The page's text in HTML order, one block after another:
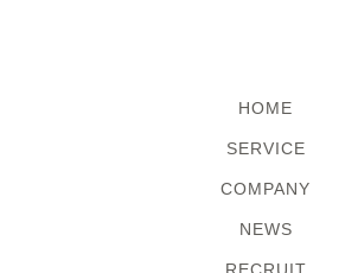
HOME
SERVICE
COMPANY
NEWS